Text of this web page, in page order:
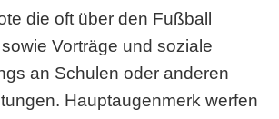
die oft über den Fußball
Vorträge und soziale
an Schulen oder anderen
Hauptaugenmerk werfen